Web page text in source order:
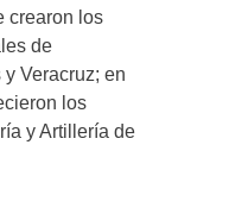
crearon los
de
Veracruz; en
los
y Artillería de